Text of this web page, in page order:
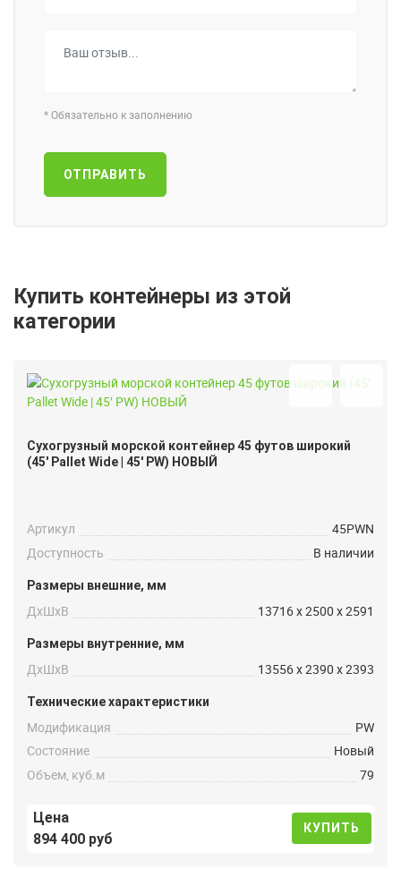
*Обязательно к заполнению
ОТПРАВИТЬ
Купить контейнеры из этой
категории
Сухогрузный морской контейнер 45 футов широкий
(45′ Pallet Wide | 45′ PW) НОВЫЙ
Артикул
45PWN
Доступность
В наличии
Размеры внешние, мм
ДxШxВ 13716 x 2500 x 2591
Размеры внутренние, мм
ДxШxВ 13556 x 2390 x 2393
Технические характеристики
Модификация
PW
Состояние
Новый
Объем, куб.м
79
Цена
894 400 руб
КУПИТЬ